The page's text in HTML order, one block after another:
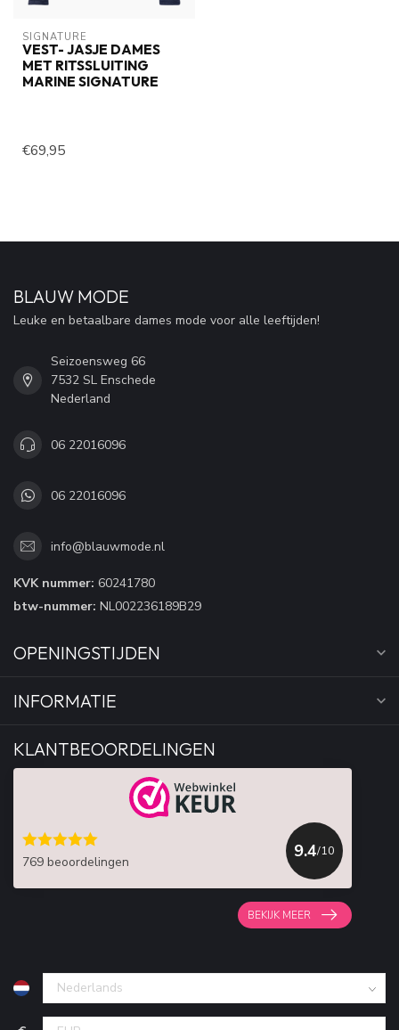
SIGNATURE
VEST- JASJE DAMES
MET RITSSLUITING
MARINE SIGNATURE
€69,95
BLAUW MODE
Leuke en betaalbare dames mode voor alle leeftijden!
Seizoensweg 66
7532 SL Enschede
Nederland
06 22016096
06 22016096
info@blauwmode.nl
KVK nummer: 60241780
btw-nummer: NL002236189B29
OPENINGSTIJDEN
INFORMATIE
KLANTBEOORDELINGEN
769 beoordelingen
9.4/10
BEKIJK MEER